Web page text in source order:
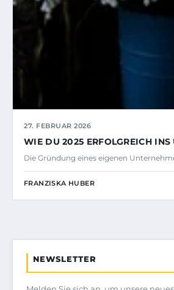
27. FEBRUAR 2026
WIE DU 2025 ERFOLGREICH INS
Die Gründung eines eigenen
FRANZISKA HUBER
NEWSLETTER